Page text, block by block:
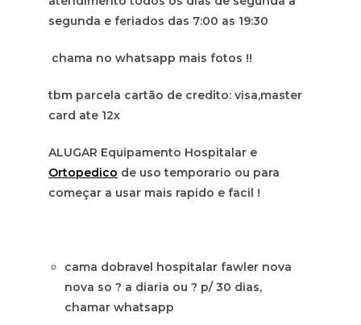
segunda e feriados das 7:00 as 19:30
chama no whatsapp mais fotos !!
tbm parcela cartão de credito: visa,master
card ate 12x
ALUGAR Equipamento Hospitalar e
Ortopedico de uso temporario ou para
começar a usar mais rapido e facil !
cama dobravel hospitalar fawler nova
nova so ? a diaria ou ? p/ 30 dias,
chamar whatsapp